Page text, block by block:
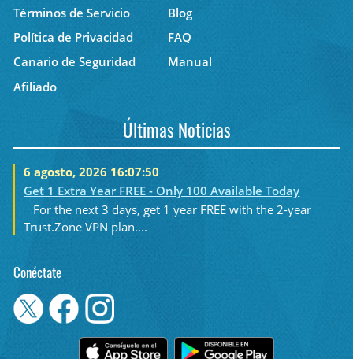
Términos de Servicio
Blog
Política de Privacidad
FAQ
Canario de Seguridad
Manual
Afiliado
Últimas Noticias
6 agosto, 2026 16:07:50
Get 1 Extra Year FREE - Only 100 Available Today
For the next 3 days, get 1 year FREE with the 2-year
Trust.Zone VPN plan....
Conéctate